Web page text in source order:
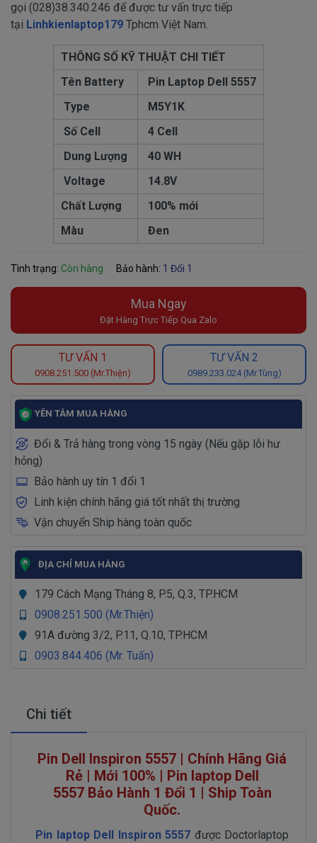
gọi (028)38.340.246 để được tư vấn trực tiếp
tại Linhkienlaptop179 Tphcm Việt Nam.
THÔNG SỐ KỸ THUẬT CHI TIẾT
Tên Battery
Pin Laptop Dell 5557
Type
M5Y1K
Số Cell
4 Cell
Dung Lượng
40 WH
Voltage
14.8V
Chất Lượng
100% mới
Màu
Đen
Tình trạng: Còn hàng Bảo hành: 1 Đổi 1
Mua Ngay
Đặt Hàng Trực Tiếp Qua Zalo
TƯ VẤN 1
0908.251.500 (Mr.Thiện)
TƯ VẤN 2
0989.233.024 (Mr.Tùng)
YÊN TÂM MUA HÀNG
Đổi & Trả hàng trong vòng 15 ngày (Nếu gặp lỗi hư
hỏng)
Bảo hành uy tín 1 đổi 1
Linh kiện chính hãng giá tốt nhất thị trường
Vận chuyển Ship hàng toàn quốc
ĐỊA CHỈ MUA HÀNG
179 Cách Mạng Tháng 8, P.5, Q.3, TP.HCM
0908.251.500 (Mr.Thiện)
91A đường 3/2, P.11, Q.10, TP.HCM
0903.844.406 (Mr. Tuấn)
Chi tiết
Pin Dell Inspiron 5557 | Chính Hãng Giá
Rẻ | Mới 100% | Pin laptop Dell
5557 Bảo Hành 1 Đổi 1 | Ship Toàn
Quốc.
Pin laptop Dell Inspiron 5557 được Doctorlaptop